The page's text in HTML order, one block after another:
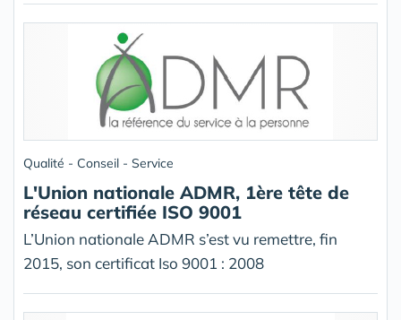
Qualité - Conseil - Service
L'Union nationale ADMR, 1ère tête de
réseau certifiée ISO 9001
L’Union nationale ADMR s’est vu remettre, fin
2015, son certificat Iso 9001 : 2008